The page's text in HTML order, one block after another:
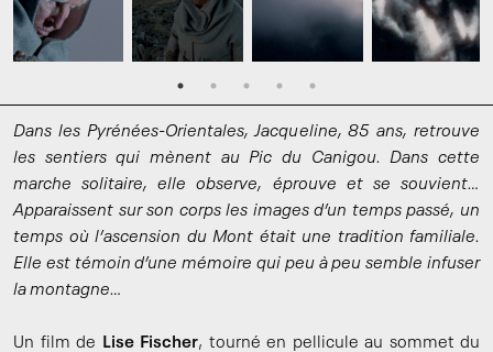
Dans les Pyrénées-Orientales, Jacqueline, 85 ans, retrouve
les sentiers qui mènent au Pic du Canigou. Dans cette
marche solitaire, elle observe, éprouve et se souvient…
Apparaissent sur son corps les images d’un temps passé, un
temps où l’ascension du Mont était une tradition familiale.
Elle est témoin d’une mémoire qui peu à peu semble infuser
la montagne…
Un film de Lise Fischer, tourné en pellicule au sommet du